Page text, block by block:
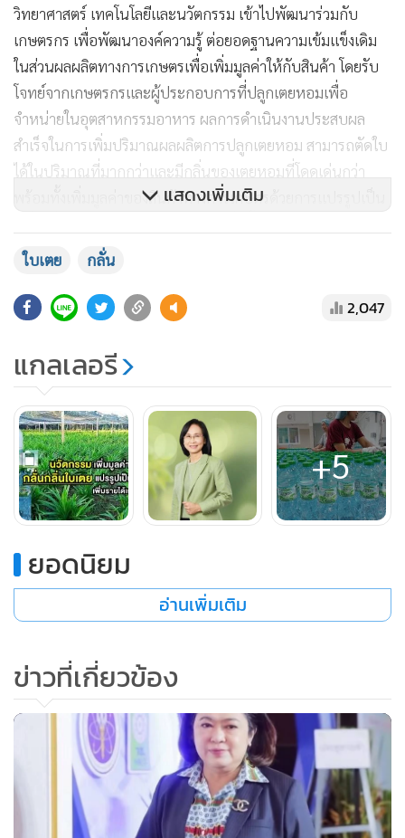
วิทยาศาสตร์ เทคโนโลยีและนวัตกรรม เข้าไปพัฒนาร่วมกับ
เกษตรกร เพื่อพัฒนาองค์ความรู้ ต่อยอดฐานความเข้มแข็งเดิม
ในส่วนผลผลิตทางการเกษตรเพื่อเพิ่มมูลค่าให้กับสินค้า โดยรับ
โจทย์จากเกษตรกรและผู้ประกอบการที่ปลูกเตยหอมเพื่อ
จำหน่ายในอุตสาหกรรมอาหาร ผลการดำเนินงานประสบผล
สำเร็จในการเพิ่มปริมาณผลผลิตการปลูกเตยหอม สามารถตัดใบ
ได้ในปริมาณที่มากกว่าและมีกลิ่นของเตยหอมที่โดดเด่นกว่า
พร้อมทั้งเพิ่มมูลค่าของสินค้าทางการเกษตรด้วยการแปรรูปเป็น
ผลิตภัณฑ์เครื่องดื่มกับผู้บริโภคพบว่า มีความพึงพอใจกับรสชาติ
แสดงเพิ่มเติม
ใบเตย กลั่น
2,047
แกลเลอรี
+5
ยอดนิยม
อ่านเพิ่มเติม
ข่าวที่เกี่ยวข้อง